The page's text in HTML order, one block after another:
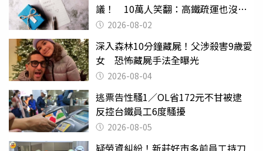
議！ 10萬人笑翻：高鐵疏運也沒列
父親節
2026-08-02
深入森林10分鐘藏屍！父涉殺害9歲愛
女 恐怖藏屍手法全曝光
2026-08-04
逃票告性騷1／OL省172元不甘被逮
反控台鐵員工6度騷擾
2026-08-05